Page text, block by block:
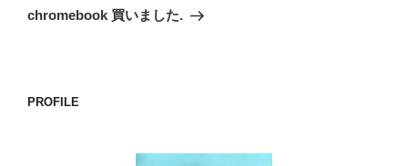
ゲ
ン
の
chromebook 買いました.
PROFILE